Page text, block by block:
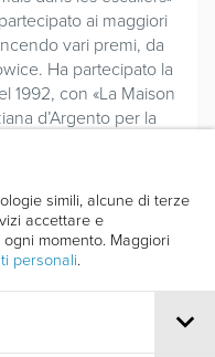
simili, alcune di terze
accettare e
momento. Maggiori
personali.
ai maggiori
vari premi, da
Ha partecipato la
1992, con «La Maison
d’Argento per la
- pag. 56
(Genz. d’Argento
- pag. 70
- pag. 58
- Premio del C.A.I. -
opera di alpinismo